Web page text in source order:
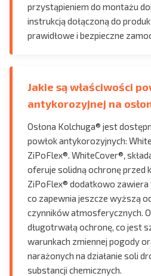
przystąpieniem do montażu
instrukcją dołączoną do
prawidłowe i bezpieczne
Jakie są właściwości
antykorozyjnej na
Osłona Kolchuga® jest
powłok antykorozyjnych:
ZiPoFlex®. WhiteCover®,
oferuje solidną ochronę przed
ZiPoFlex® dodatkowo
co zapewnia jeszcze wyższą
czynników atmosferycznych.
długotrwałą ochronę, co jest
warunkach zmiennej pogody
narażonych na działanie soli
substancji chemicznych.